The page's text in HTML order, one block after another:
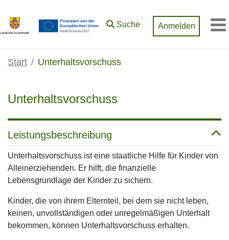
Suche Anmelden
Start Unterhaltsvorschuss
Unterhaltsvorschuss
Leistungsbeschreibung
Unterhaltsvorschuss ist eine staatliche Hilfe für Kinder von
Alleinerziehenden. Er hilft, die finanzielle
Lebensgrundlage der Kinder zu sichern.
Kinder, die von ihrem Elternteil, bei dem sie nicht leben,
keinen, unvollständigen oder unregelmäßigen Unterhalt
bekommen, können Unterhaltsvorschuss erhalten.